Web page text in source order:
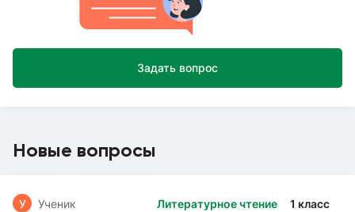
Задать вопрос
Новые вопросы
Литературное чтение 1 класс
У Ученик